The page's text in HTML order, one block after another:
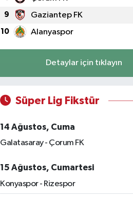
9 Gaziantep FK
10 Alanyaspor
Detaylar için tıklayın
Süper Lig Fikstür
14 Ağustos, Cuma
Galatasaray - Çorum FK
15 Ağustos, Cumartesi
Konyaspor - Rizespor